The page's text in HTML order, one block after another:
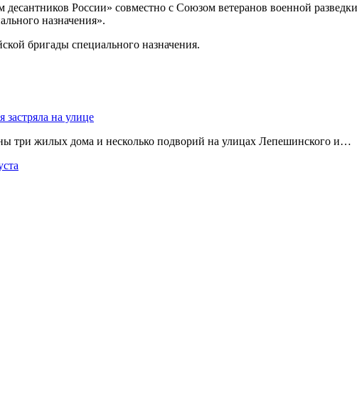
России» совместно с Союзом ветеранов военной
назначения».
бригады специального назначения.
на улице
три жилых дома и несколько подворий на улицах Лепешинского и…